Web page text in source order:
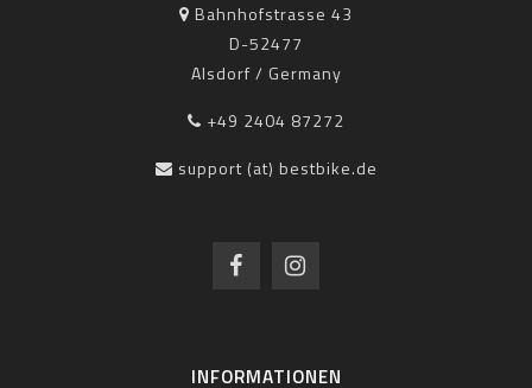
Bahnhofstrasse 43
D-52477
Alsdorf / Germany
+49 2404 87272
support (at) bestbike.de
INFORMATIONEN